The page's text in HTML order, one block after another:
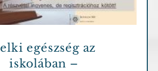
egészség az
iskolában –